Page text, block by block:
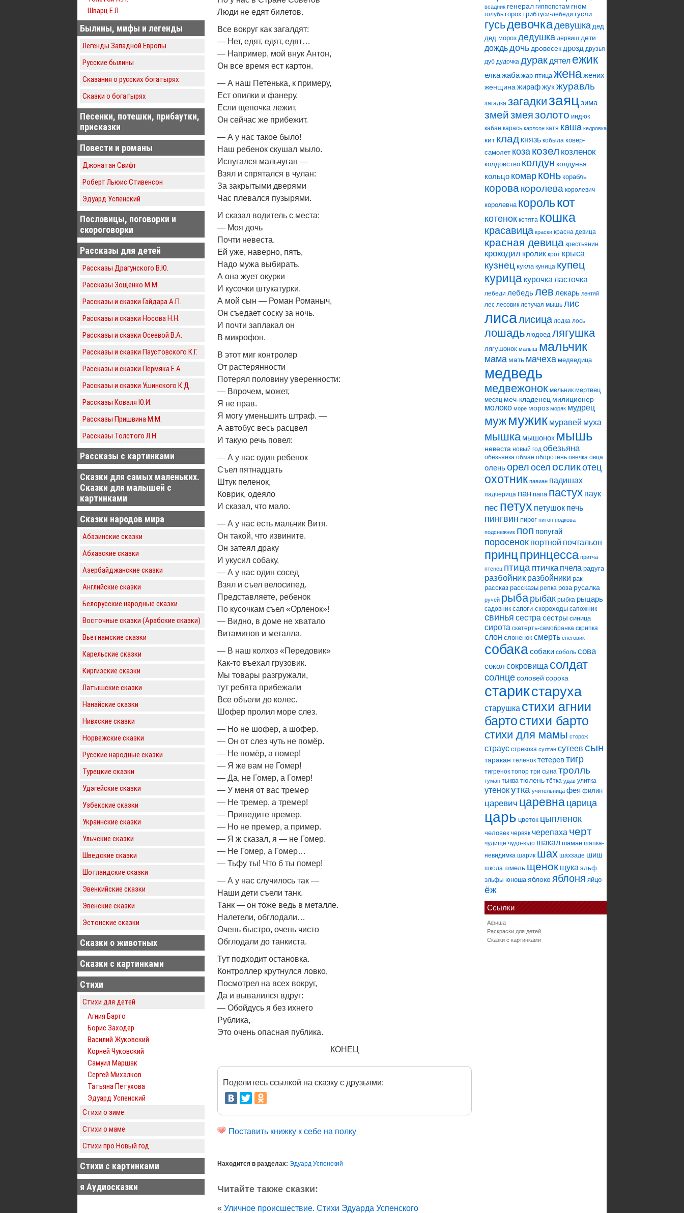
Шварц Е.Л.
Былины, мифы и легенды
Легенды Западной Европы
Русские былины
Сказания о русских богатырях
Сказки о богатырях
Песенки, потешки, прибаутки,
присказки
Повести и романы
Джонатан Свифт
Роберт Льюис Стивенсон
Эдуард Успенский
Пословицы, поговорки и
скороговорки
Рассказы для детей
Рассказы Драгунского В.Ю.
Рассказы Зощенко М.М.
Рассказы и сказки Гайдара А.П.
Рассказы и сказки Носова Н.Н.
Рассказы и сказки Осеевой В.А.
Рассказы и сказки Паустовского К.Г.
Рассказы и сказки Пермяка Е.А.
Рассказы и сказки Ушинского К.Д.
Рассказы Коваля Ю.И.
Рассказы Пришвина М.М.
Рассказы Толстого Л.Н.
Рассказы с картинками
Сказки для самых маленьких.
Сказки для малышей с
картинками
Сказки народов мира
Абазинские сказки
Абхазские сказки
Азербайджанские сказки
Английские сказки
Белорусские народные сказки
Восточные сказки (Арабские сказки)
Вьетнамские сказки
Карельские сказки
Киргизские сказки
Латышские сказки
Нанайские сказки
Нивхские сказки
Норвежские сказки
Русские народные сказки
Турецкие сказки
Удэгейские сказки
Узбекские сказки
Украинские сказки
Ульчские сказки
Шведские сказки
Шотландские сказки
Эвенкийские сказки
Эвенские сказки
Эстонские сказки
Сказки о животных
Сказки с картинками
Стихи
Стихи для детей
Агния Барто
Борис Заходер
Василий Жуковский
Корней Чуковский
Самуил Маршак
Сергей Михалков
Татьяна Петухова
Эдуард Успенский
Стихи о зиме
Стихи о маме
Стихи про Новый год
Стихи с картинками
я Аудиосказки
Люди не едят билетов.
Все вокруг как загалдят:
— Нет, едят, едят, едят…
— Например, мой внук Антон,
Он все время ест картон.
— А наш Петенька, к примеру,
Ест опилки и фанеру.
Если щепочка лежит,
Он сейчас же прибежит.
— А у нас такое было!
Наш ребенок скушал мыло.
Испугался мальчуган —
Взял и спрятался в чулан:
За закрытыми дверями
Час плевался пузырями.
И сказал водитель с места:
— Моя дочь
Почти невеста.
Ей уже, наверно, пять,
Надо мужа выбирать.
А она жует окурки
И кусочки штукатурки.
А мой сын — Роман Романыч,
Он съедает соску за ночь.
И почти заплакал он
В микрофон.
В этот миг контролер
От растерянности
Потерял половину уверенности:
— Впрочем, может,
Я не прав.
Я могу уменьшить штраф. —
А автобус весь расцвел
И такую речь повел:
— А у нас один ребенок
Съел пятнадцать
Штук пеленок,
Коврик, одеяло
И сказал, что мало.
— А у нас есть мальчик Витя.
Он такой, что извините.
Он затеял драку
И укусил собаку.
— А у нас один сосед
Взял и съел велосипед.
Представляете, ребенок
По кусочкам съел «Орленок»!
— Видно, в доме не хватало
Витаминов и металла.
— В наш колхоз «Передовик»
Как-то въехал грузовик.
Мы товары разгружали,
тут ребята прибежали
Все объели до колес.
Шофер пролил море слез.
— Но не шофер, а шофер.
— Он от слез чуть не помёр.
— Не помёр, а помер!
— Я же вам не Гомер!
— Да, не Гомер, а Гомер!
— У меня от вас тремер
— Не тремер, а тремер!
— Приведите премер.
— Но не премер, а пример.
— Я ж сказал, я — не Гомер.
— Не Гомер, а Гомер…
— Тьфу ты! Что б ты помер!
— А у нас случилось так —
Наши дети съели танк.
Танк — он тоже ведь в металле.
Налетели, обглодали…
Очень быстро, очень чисто
Обглодали до танкиста.
Тут подходит остановка.
Контроллер крутнулся ловко,
Посмотрел на всех вокруг,
Да и вывалился вдруг:
— Обойдусь я без ихнего
Рублика,
Это очень опасная публика.
КОНЕЦ
Поделитесь ссылкой на сказку с друзьями:
Поставить книжку к себе на полку
Находится в разделах: Эдуард Успенский
Читайте также сказки:
« Уличное происшествие. Стихи Эдуарда Успенского
всадник генерал гиппопотам гном
голубь горох гриб гуси-лебеди гусли
гусьдевочкадевушка дед
дед мороз дедушка дервиш дети
дождьдочь дровосек дрозд друзья
дуб дудочка дурак дятел ежик
елкажаба жар-птица женажених
женщина жирафжукжуравль
загадка загадкизаяцзима
змейзмеязолото индюк
кабан карась карлсон катя каша кедровка
кит клад князь кобыла ковер-
самолет козакозел козленок
колдовство колдун колдунья
кольцо комар конь корабль
коровакоролева королевич
королевна королькот
котенок котята кошка
красавица краски красна девица
красная девица крестьянин
крокодил кролик крот крыса
кузнец кукла куница купец
курица курочка ласточка
лебеди лебедьлев лекарь лентяй
лес лесовик летучая мышь лис
лисалисица лодка лось
лошадь людоед лягушка
лягушонок малыш мальчик
мама мать мачеха медведица
медведь
медвежонок мельник мертвец
месяц меч-кладенец милиционер
молоко море мороз моряк мудрец
мужмужик муравей муха
мышка мышонок мышь
невеста новый год обезьяна
обезьянка обман оборотень овечка овца
оленьорелоселосликотец
охотник павиан падишах
падчерица пан папа пастух паук
пес петух петушок печь
пингвин пирог питон подкова
подснежник поп попугай
поросенок портной почтальон
принцпринцесса притча
птенец птица птичка пчела радуга
разбойник разбойники рак
рассказ рассказы репка роза русалка
ручей рыбарыбак рыбка рыцарь
садовник сапоги-скороходы сапожник
свинья сестра сестры синица
сирота скатерть-самобранка скрипка
слон слоненок смерть снеговик
собакасобаки соболь сова
сокол сокровища солдат
солнцесоловей сорока
старикстаруха
старушка стихи агнии
бартостихи барто
стихи для мамы сторож
страус стрекоза султан сутеев сын
таракан теленок тетеревтигр
тигренок топор три сына тролль
туман тыква тюлень тётка удав улитка
утенокутка учительница фея филин
царевич царевна царица
царь цветок цыпленок
человек червяк черепаха черт
чудище чудо-юдо шакал шаман шапка-
невидимка шарик шах шахзаде шиш
школа шмель щенок щука эльф
эльфы юноша яблоко яблоня яйцо
ёж
Ссылки
Афиша
Раскраски для детей
Сказки с картинками